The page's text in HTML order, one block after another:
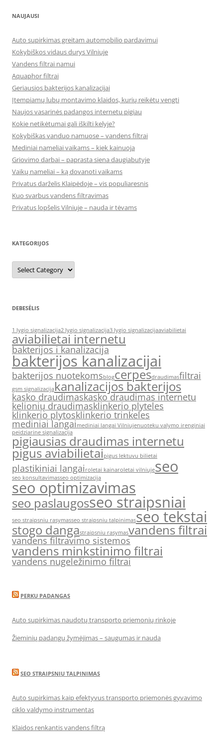
NAUJAUSI
Auto supirkimas greitam automobilio pardavimui
Kokybiškos vidaus durys Vilniuje
Vandens filtrai namui
Aquaphor filtrai
Geriausios bakterijos kanalizacijai
Įtempiamų lubų montavimo klaidos, kurių reikėtų vengti
Naujos vasarinės padangos internetu pigiau
Kokie netikėtumai gali iškilti kelyje?
Kokybiškas vanduo namuose – vandens filtrai
Mediniai nameliai vaikams – kiek kainuoja
Griovimo darbai – paprasta siena daugiabutyje
Vaikų nameliai – ką dovanoti vaikams
Privatus darželis Klaipėdoje – vis populiaresnis
Kuo svarbus vandens filtravimas
Privatus lopšelis Vilniuje – nauda ir tėvams
KATEGORIJOS
Kategorijos
DEBESĖLIS
1 lygio signalizacija2 lygio signalizacija3 lygio signalizacijaaviabilietai
aviabilietai internetu
bakterijos i kanalizacija
bakterijos kanalizacijai
bakterijos nuotekomsblogcerpesdraudimasfiltrai
gsm signalizacijakanalizacijos bakterijos
kasko draudimaskasko draudimas internetu
kelionių draudimasklinkerio plyteles
klinkerio plytosklinkerio trinkeles
mediniai langai mediniai langai Vilniujenuoteku valymo irenginiai
peidziarine signalizacija
pigiausias draudimas internetu
pigus aviabilietaipigus lektuvu bilietai
plastikiniai langai roletai kainaroletai vilniujeseo
seo konsultavimasseo optimizacija
seo optimizavimas
seo paslaugosseo straipsniai
seo straipsniu rasymasseo straipsniu talpinimasseo tekstai
stogo dangastraipsniu rasymasvandens filtrai
vandens filtravimo sistemos
vandens minkstinimo filtrai
vandens nugeležinimo filtrai
PERKU PADANGAS
Auto supirkimas naudotų transporto priemonių rinkoje
Žieminių padangų žymėjimas – saugumas ir nauda
SEO STRAIPSNIU TALPINIMAS
Auto supirkimas kaip efektyvus transporto priemonės gyvavimo
ciklo valdymo instrumentas
Klaidos renkantis vandens filtrą